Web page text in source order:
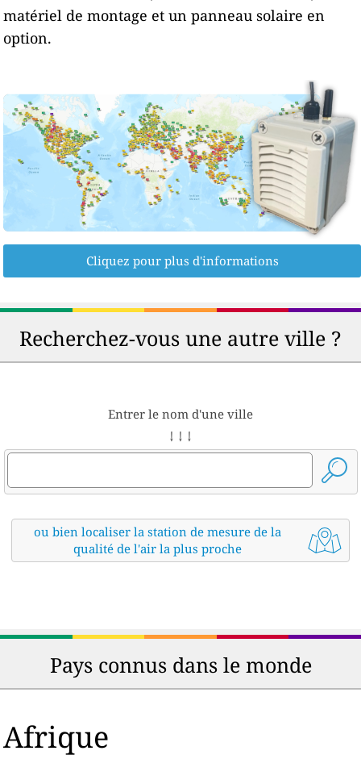
matériel de montage et un panneau solaire en
option.
Cliquez pour plus d'informations
Recherchez-vous une autre ville ?
Entrer le nom d'une ville
↓ ↓ ↓
ou bien localiser la station de mesure de la
qualité de l'air la plus proche
Pays connus dans le monde
Afrique